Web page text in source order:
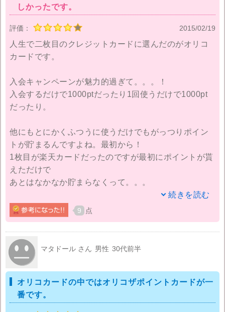
に電話を切られたりで、オペレーターの対応が最悪で
たまたま担当の当りが悪かっただけだと思いたいが、
ああも上から見下ろした態度で接客してるのにあたる
と、カードを解約したくなります。
クレジットカードのランキングでは上位にいますが、
オペレーターの対応等、ちょっと考える部分はありま
すが、当分Orico Card THE POINTを使おうと思いま
しかったです。
評価： 2015/02/19
人生で二枚目のクレジットカードに選んだのがオリコ
カードです。
入会キャンペーンが魅力的過ぎて。。。！
入会するだけで1000ptだったり1回使うだけで1000pt
だったり。
他にもとにかくふつうに使うだけでもがっつりポイン
トが貯まるんですよね。最初から！
1枚目が楽天カードだったのですが最初にポイントが貰
えただけで
あとはなかなか貯まらなくって。。。
そこでオリコカードにしたら普通の支払に使ってるだ
けでもポイントが怖いくらい貯まっています！笑
楽天市場やAmazonで服や雑誌を買うのでオリコポイン
トを楽天のポイントやアマギフに変えて使ってます♪
他のポイントに変換できるってこんなに便利なんです
ねー！
感動しっぱなしです！
続きを読む
9 点
マタドール さん 男性 30代前半
オリコカードの中ではオリコザポイントカードが一
番です。